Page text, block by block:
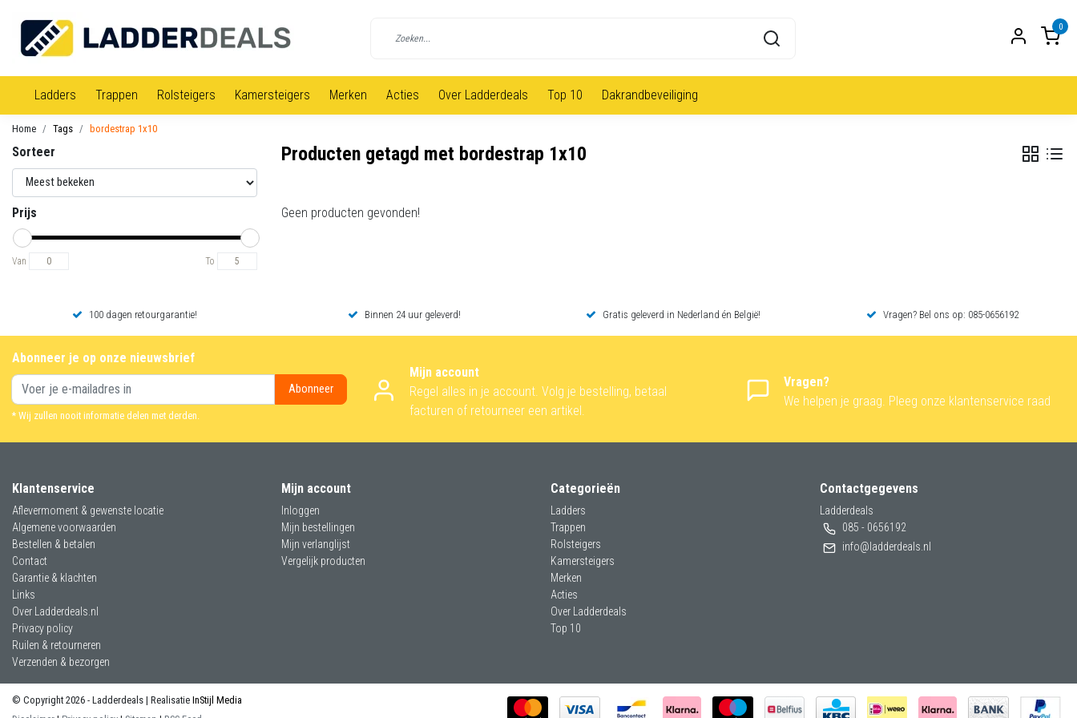
0
Ladders Trappen Rolsteigers Kamersteigers Merken Acties Over Ladderdeals Top 10 Dakrandbeveiliging
Home Tags bordestrap 1x10
Sorteer
Prijs
Van To
Producten getagd met bordestrap 1x10
Geen producten gevonden!
100 dagen retourgarantie! Binnen 24 uur geleverd! Gratis geleverd in Nederland én België! Vragen? Bel ons op: 085-0656192
Abonneer je op onze nieuwsbrief
Abonneer
* Wij zullen nooit informatie delen met derden.
Mijn account
Regel alles in je account. Volg je bestelling, betaal
facturen of retourneer een artikel.
Vragen?
We helpen je graag. Pleeg onze klantenservice raad
Klantenservice
Aflevermoment & gewenste locatie
Algemene voorwaarden
Bestellen & betalen
Contact
Garantie & klachten
Links
Over Ladderdeals.nl
Privacy policy
Ruilen & retourneren
Verzenden & bezorgen
Mijn account
Inloggen
Mijn bestellingen
Mijn verlanglijst
Vergelijk producten
Categorieën
Ladders
Trappen
Rolsteigers
Kamersteigers
Merken
Acties
Over Ladderdeals
Top 10
Contactgegevens
Ladderdeals
085 - 0656192
info@ladderdeals.nl
© Copyright 2026 - Ladderdeals | Realisatie InStijl Media